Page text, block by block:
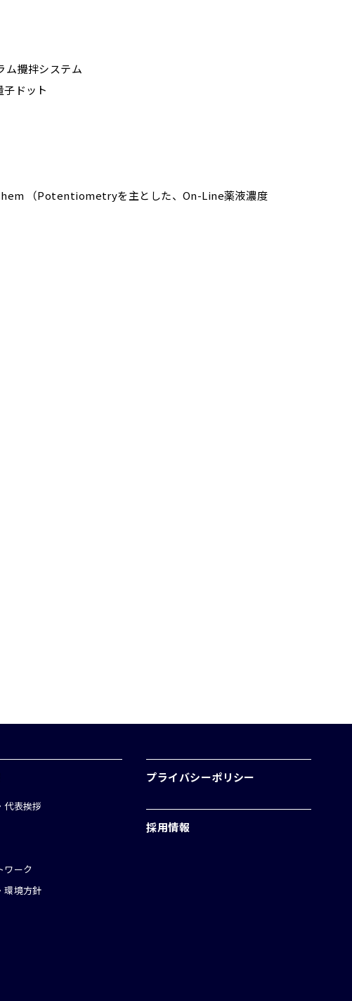
ム攪拌システム
ドット
（Potentiometryを主とした、On-Line薬液濃度
代表挨拶
ワーク
環境方針
プライバシーポリシー
採用情報